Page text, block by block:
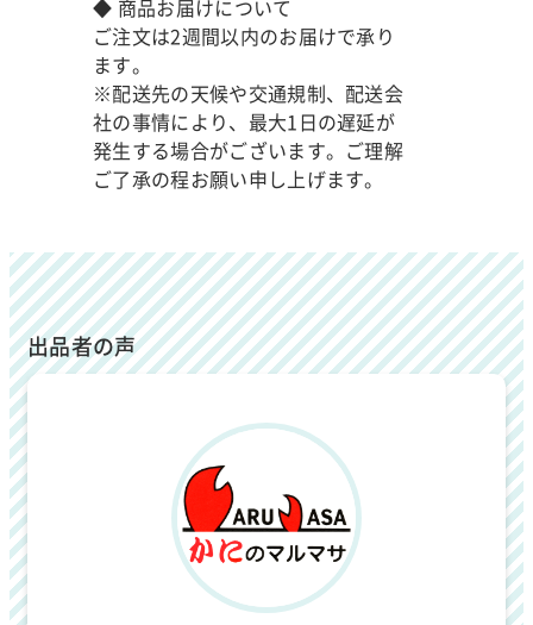
◆ 商品お届けについて
ご注文は2週間以内のお届けで承り
ます。
※配送先の天候や交通規制、配送会
社の事情により、最大1日の遅延が
発生する場合がございます。ご理解
ご了承の程お願い申し上げます。
出品者の声